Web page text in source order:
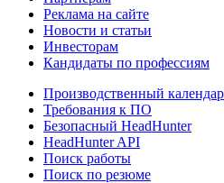
Реклама на сайте
Новости и статьи
Инвесторам
Кандидаты по профессиям
Производственный
Требования к ПО
Безопасный HeadHunter
HeadHunter API
Поиск работы
Поиск по резюме